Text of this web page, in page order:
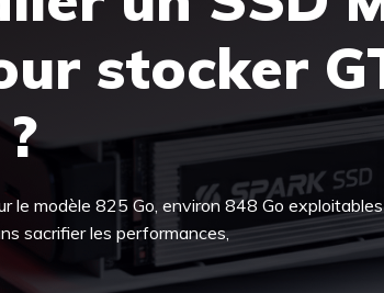
stocker
le modèle 825 Go, environ 848 Go
sacrifier les performances,